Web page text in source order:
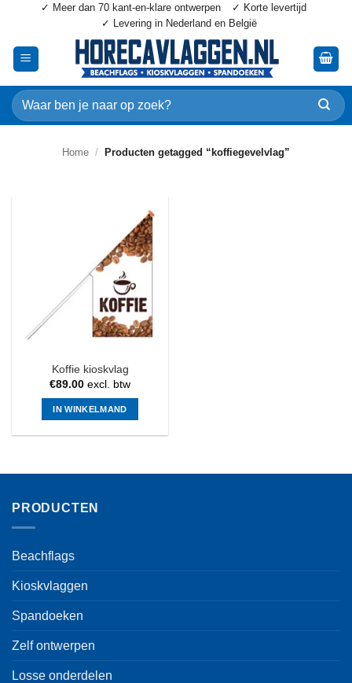
inhoud
✓ Meer dan 70 kant-en-klare ontwerpen
✓ Korte levertijd
✓ Levering in Nederland en België
Zoeken
naar:
Home / Producten getagged “koffiegevelvlag”
Koffie kioskvlag
€89.00 excl. btw
IN WINKELMAND
PRODUCTEN
Beachflags
Kioskvlaggen
Spandoeken
Zelf ontwerpen
Losse onderdelen